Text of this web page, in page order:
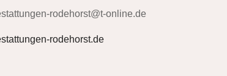
rodehorst@t-online.de
rodehorst.de